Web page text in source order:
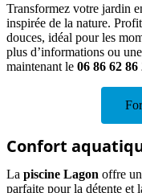
Transformez votre jardin
inspirée de la nature.
douces, idéal pour les
plus d’informations ou
maintenant le 06 86 62 86
Confort
La piscine Lagon offre
parfaite pour la détente et